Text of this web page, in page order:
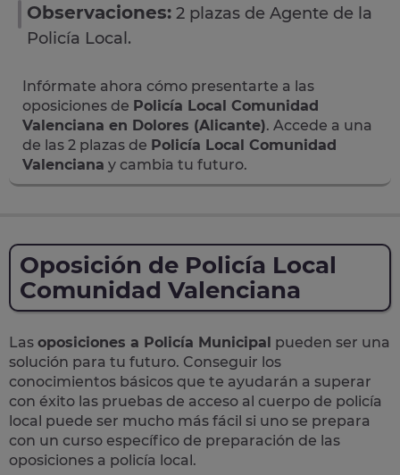
Observaciones: 2 plazas de Agente de la
Policía Local.
Infórmate ahora cómo presentarte a las
oposiciones de Policía Local Comunidad
Valenciana en Dolores (Alicante). Accede a una
de las 2 plazas de Policía Local Comunidad
Valenciana y cambia tu futuro.
Oposición de Policía Local
Comunidad Valenciana
Las oposiciones a Policía Municipal pueden ser una
solución para tu futuro. Conseguir los
conocimientos básicos que te ayudarán a superar
con éxito las pruebas de acceso al cuerpo de policía
local puede ser mucho más fácil si uno se prepara
con un curso específico de preparación de las
oposiciones a policía local.